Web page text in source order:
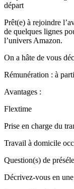
départ
Prêt(e) à rejoindre
de quelques lignes
l’univers Amazon.
On a hâte de vous
Rémunération : à
Avantages :
Flextime
Prise en charge du
Travail à domicile
Question(s) de
Décrivez-vous en